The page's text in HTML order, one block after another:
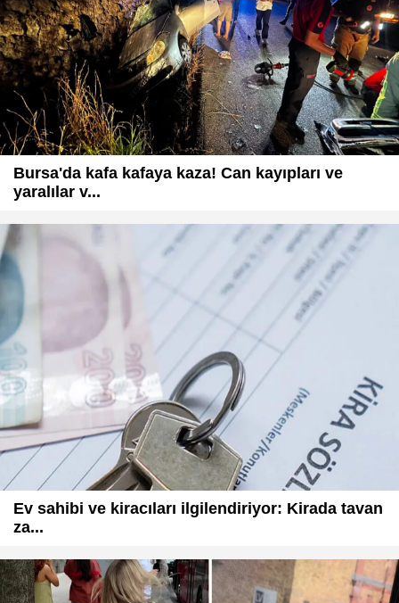
Bursa'da kafa kafaya kaza! Can kayıpları ve
yaralılar v...
Ev sahibi ve kiracıları ilgilendiriyor: Kirada tavan
za...